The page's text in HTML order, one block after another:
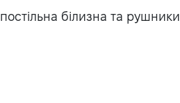
постільна білизна та рушники